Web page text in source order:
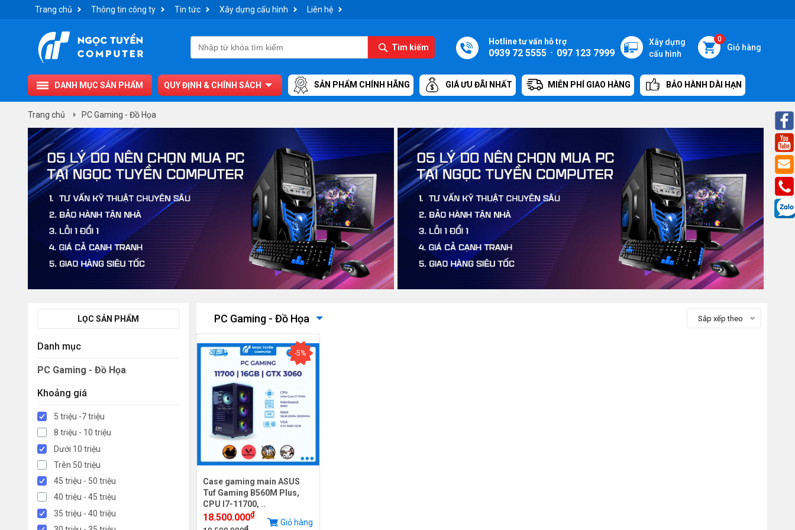
Trang chủ Thông tin công ty Tin tức Xây dựng cấu hình Liên hệ
Tìm kiếm
0
Giỏ hàng
Xây dựng
cấu hình
Hotline tư vấn hỗ trợ
0939 72 5555 - 097 123 7999
DANH MỤC SẢN PHẨM QUY ĐỊNH & CHÍNH SÁCH SẢN PHẨM CHÍNH HÃNG GIÁ ƯU ĐÃI NHẤT MIỄN PHÍ GIAO HÀNG BẢO HÀNH DÀI HẠN
Trang chủ PC Gaming - Đồ Họa
LỌC SẢN PHẨM
Danh mục
PC Gaming - Đồ Họa
Khoảng giá
5 triệu -7 triệu
8 triệu - 10 triệu
Dưới 10 triệu
Trên 50 triệu
45 triệu - 50 triệu
40 triệu - 45 triệu
35 triệu - 40 triệu
PC Gaming - Đồ Họa Sắp xếp theo
-5%
Case gaming main ASUS
Tuf Gaming B560M Plus,
CPU I7-11700, ..
18.500.000₫
₫
Giỏ hàng